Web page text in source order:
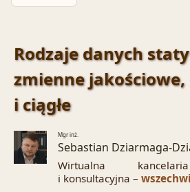
Rodzaje danych
zmienne
i ciągłe
Mgr inż.
Sebastian Dziarmaga-
Wirtualna
i konsultacyjna –